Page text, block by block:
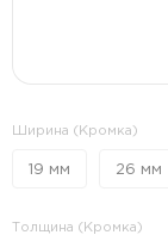
Ширина (Кромка)
19 мм 26 мм
Толщина (Кромка)